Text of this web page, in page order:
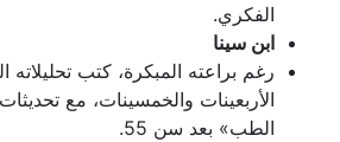
الفكري.
ابن سينا
رغم براعته المبكرة، كتب تحليلاته
الأربعينات والخمسينات، مع
الطب» بعد سن 55.